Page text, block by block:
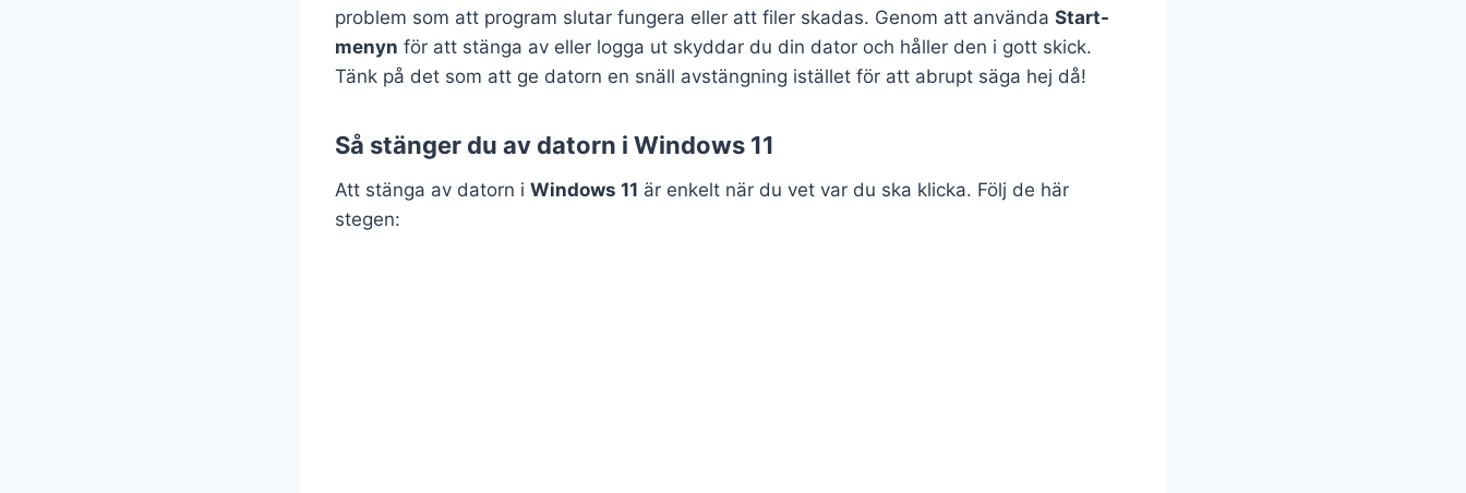
problem som att program slutar fungera eller att filer skadas. Genom att använda Start-
menyn för att stänga av eller logga ut skyddar du din dator och håller den i gott skick.
Tänk på det som att ge datorn en snäll avstängning istället för att abrupt säga hej då!
Så stänger du av datorn i Windows 11
Att stänga av datorn i Windows 11 är enkelt när du vet var du ska klicka. Följ de här
stegen: